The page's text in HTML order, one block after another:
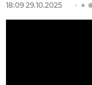
18:09 29.10.2025